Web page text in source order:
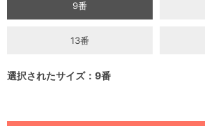
9番
13番
選択されたサイズ：9番